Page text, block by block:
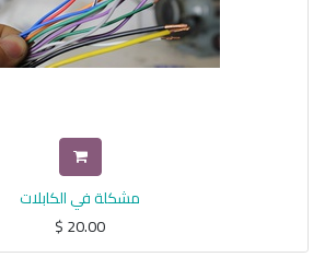
مشكلة في الكابلات
$20.00